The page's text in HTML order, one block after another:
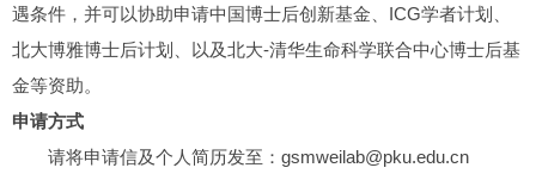
遇条件，并可以协助申请中国博士后创新基金、ICG学者计划、
北大博雅博士后计划、以及北大-清华生命科学联合中心博士后基
金等资助。
申请方式
请将申请信及个人简历发至：gsmweilab@pku.edu.cn